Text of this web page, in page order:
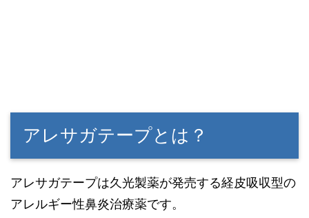
アレサガテープとは？
アレサガテープは久光製薬が発売する経皮吸収型の
アレルギー性鼻炎治療薬です。